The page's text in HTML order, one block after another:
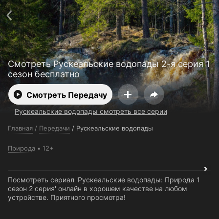
Смотреть Рускеальские водопады 2-я серия 1
сезон бесплатно
Смотреть Передачу
Рускеальские водопады смотреть все серии
Главная / Передачи / Рускеальские водопады
Природа 12+
Посмотреть сериал 'Рускеальские водопады: Природа 1
сезон 2 серия' онлайн в хорошем качестве на любом
устройстве. Приятного просмотра!
Поддержка: support@24h.tv
О сервисе
Пользовательское соглашение
Политика конфиденциальности
Для партнёров
Открыть приложение
Ввести промокод
Установить на ТВ
Бесплатные каналы Контакты